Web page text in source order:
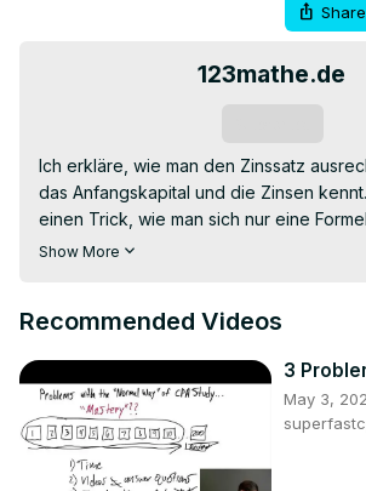
Share
123mathe.de
Ich erkläre, wie man den Zinssatz
das Anfangskapital und die Zinsen
einen Trick, wie man sich nur eine
Zinsrechnung merken braucht.
https://123mathe.de/zinsrechnung-
1:00 Nur eine Formel merken!
1:28 Formel umstellen
2:06 Werte einsetzen
#123mathe wünscht allen viel Erfolg
Show More
Recommended Videos
3
May 3,